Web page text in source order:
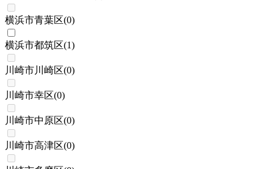
横浜市青葉区(0)
横浜市都筑区(1)
川崎市川崎区(0)
川崎市幸区(0)
川崎市中原区(0)
川崎市高津区(0)